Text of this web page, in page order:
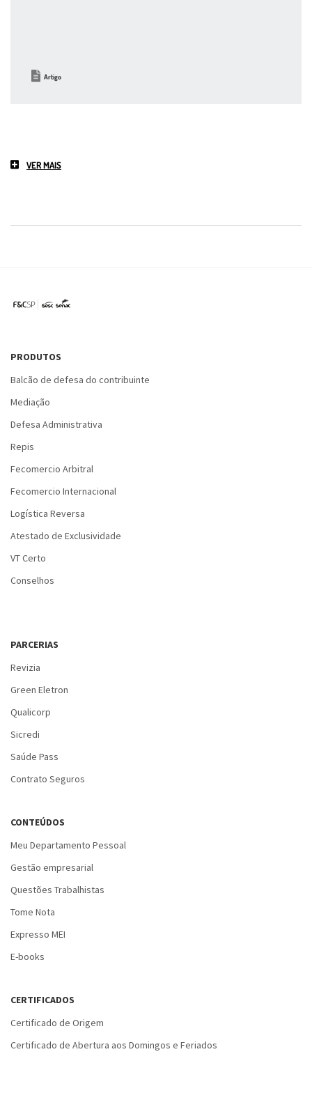
Artigo
VER MAIS
PRODUTOS
Balcão de defesa do contribuinte
Mediação
Defesa Administrativa
Repis
Fecomercio Arbitral
Fecomercio Internacional
Logística Reversa
Atestado de Exclusividade
VT Certo
Conselhos
PARCERIAS
Revizia
Green Eletron
Qualicorp
Sicredi
Saúde Pass
Contrato Seguros
CONTEÚDOS
Meu Departamento Pessoal
Gestão empresarial
Questões Trabalhistas
Tome Nota
Expresso MEI
E-books
CERTIFICADOS
Certificado de Origem
Certificado de Abertura aos Domingos e Feriados